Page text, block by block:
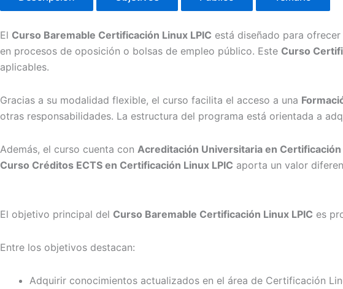
El Curso Baremable Certificación Linux LPIC está diseñado para
en procesos de oposición o bolsas de empleo público. Este Curso
aplicables.
Gracias a su modalidad flexible, el curso facilita el acceso a una
otras responsabilidades. La estructura del programa está orientada a
Además, el curso cuenta con Acreditación Universitaria en Certificación
Curso Créditos ECTS en Certificación Linux LPIC aporta un valor
El objetivo principal del Curso Baremable Certificación Linux LPIC es
Entre los objetivos destacan:
Adquirir conocimientos actualizados en el área de Certificación